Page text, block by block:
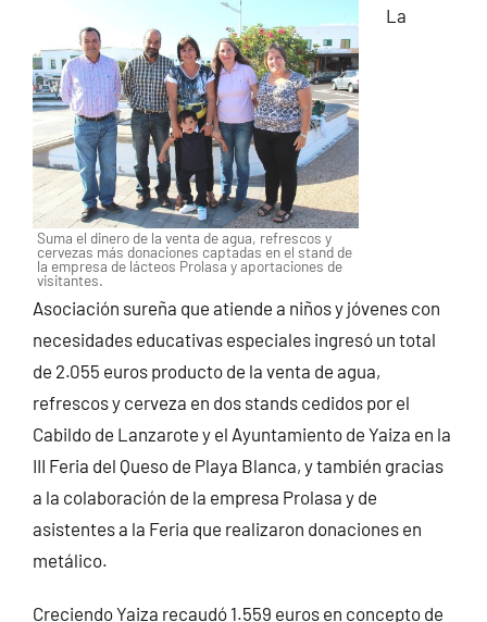
Suma el dinero de la venta de agua, refrescos y
cervezas más donaciones captadas en el stand de
la empresa de lácteos Prolasa y aportaciones de
visitantes.
La
Asociación sureña que atiende a niños y jóvenes con
necesidades educativas especiales ingresó un total
de 2.055 euros producto de la venta de agua,
refrescos y cerveza en dos stands cedidos por el
Cabildo de Lanzarote y el Ayuntamiento de Yaiza en la
III Feria del Queso de Playa Blanca, y también gracias
a la colaboración de la empresa Prolasa y de
asistentes a la Feria que realizaron donaciones en
metálico.
Creciendo Yaiza recaudó 1.559 euros en concepto de